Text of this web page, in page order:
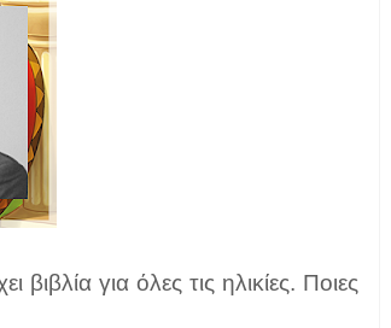
για όλες τις ηλικίες. Ποιες